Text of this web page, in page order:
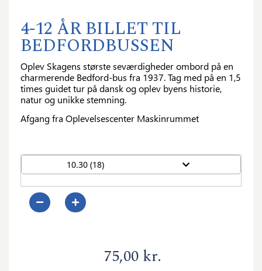
4-12 ÅR BILLET TIL
BEDFORDBUSSEN
Oplev Skagens største seværdigheder ombord på en
charmerende Bedford-bus fra 1937. Tag med på en 1,5
times guidet tur på dansk og oplev byens historie,
natur og unikke stemning.
Afgang fra Oplevelsescenter Maskinrummet
10.30 (18)
75,00 kr.